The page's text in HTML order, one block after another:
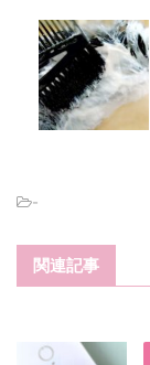
-
関連記事